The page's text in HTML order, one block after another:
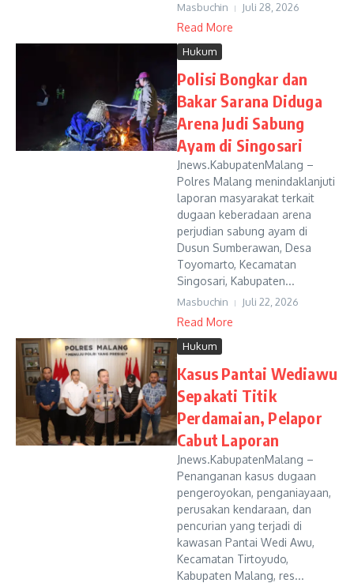
Masbuchin Juli 28, 2026
Read More
Hukum
Polisi Bongkar dan
Bakar Sarana Diduga
Arena Judi Sabung
Ayam di Singosari
Jnews.KabupatenMalang –
Polres Malang menindaklanjuti
laporan masyarakat terkait
dugaan keberadaan arena
perjudian sabung ayam di
Dusun Sumberawan, Desa
Toyomarto, Kecamatan
Singosari, Kabupaten...
Masbuchin Juli 22, 2026
Read More
Hukum
Kasus Pantai Wediawu
Sepakati Titik
Perdamaian, Pelapor
Cabut Laporan
Jnews.KabupatenMalang –
Penanganan kasus dugaan
pengeroyokan, penganiayaan,
perusakan kendaraan, dan
pencurian yang terjadi di
kawasan Pantai Wedi Awu,
Kecamatan Tirtoyudo,
Kabupaten Malang, res...